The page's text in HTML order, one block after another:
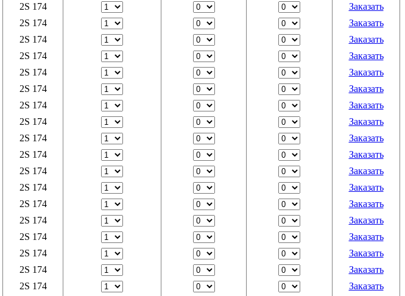
2S 174
Заказать
2S 174
Заказать
2S 174
Заказать
2S 174
Заказать
2S 174
Заказать
2S 174
Заказать
2S 174
Заказать
2S 174
Заказать
2S 174
Заказать
2S 174
Заказать
2S 174
Заказать
2S 174
Заказать
2S 174
Заказать
2S 174
Заказать
2S 174
Заказать
2S 174
Заказать
2S 174
Заказать
2S 174
Заказать